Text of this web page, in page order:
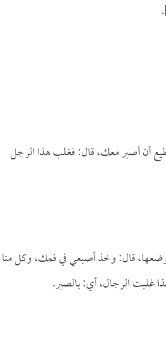
أن أصبر معك، قال: فغلب هذا الرجل
قال: وخذ أصبعي في فمك، وكل منا
غلبت الرجال، أي: بالصبر.